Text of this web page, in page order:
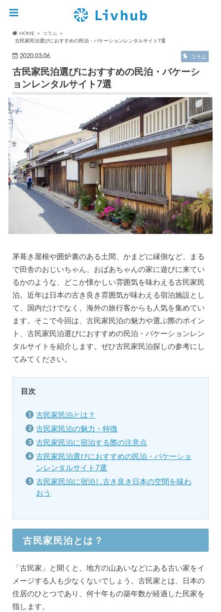
HOME
コラム
古民家民泊選びにおすすめの民泊・バケーションレンタルサイト7選
2020.03.06 コラム
古民家民泊選びにおすすめの民泊・バケーシ
ョンレンタルサイト7選
茅葺き屋根や囲炉裏のある土間、かまどに縁側など、まる
で田舎のおじいちゃん、おばあちゃんの家に遊びに来てい
るかのような、どこか懐かしい雰囲気を味わえる古民家民
泊。近年は日本の古き良き雰囲気が味わえる宿泊施設とし
て、国内だけでなく、海外の旅行客からも人気を集めてい
ます。そこで今回は、古民家民泊の魅力や選ぶ際のポイン
ト、古民家民泊選びにおすすめの民泊・バケーションレン
タルサイトを紹介します。ぜひ古民家民泊探しの参考にし
てみてください。
目次
古民家民泊とは？
古民家民泊の魅力・特徴
古民家民泊に宿泊する際の注意点
古民家民泊選びにおすすめの民泊・バケーショ
ンレンタルサイト7選
古民家民泊に宿泊し古き良き日本の空間を味わ
おう
古民家民泊とは？
「古民家」と聞くと、地方の山あいなどにある古い家をイ
メージする人も少なくないでしょう。古民家とは、日本の
住居のひとつであり、何十年もの築年数が経過した民家を
指します。